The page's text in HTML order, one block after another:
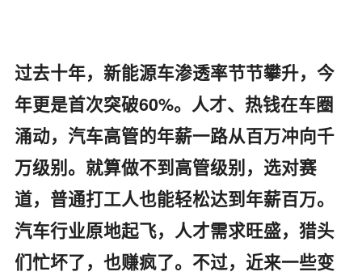
过去十年，新能源车渗透率节节攀升，今
年更是首次突破60%。人才、热钱在车圈
涌动，汽车高管的年薪一路从百万冲向千
万级别。就算做不到高管级别，选对赛
道，普通打工人也能轻松达到年薪百万。
汽车行业原地起飞，人才需求旺盛，猎头
们忙坏了，也赚疯了。不过，近来一些变